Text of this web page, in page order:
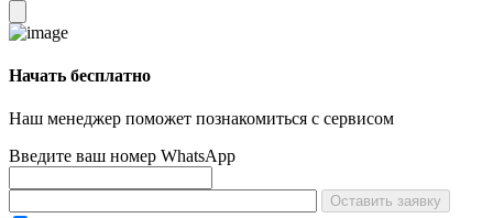
Начать бесплатно
Наш менеджер поможет познакомиться с сервисом
Введите ваш номер WhatsApp
Оставить заявку